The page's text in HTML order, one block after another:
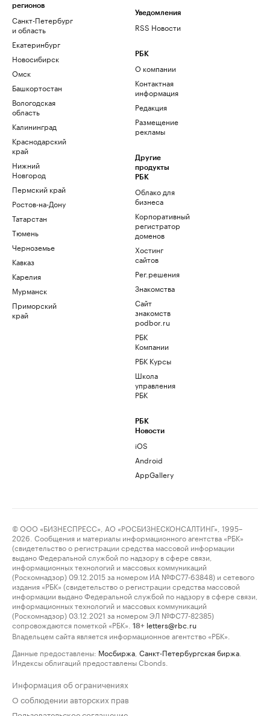
регионов
Санкт-Петербург
и область
Екатеринбург
Новосибирск
Омск
Башкортостан
Вологодская
область
Калининград
Краснодарский
край
Нижний
Новгород
Пермский край
Ростов-на-Дону
Татарстан
Тюмень
Черноземье
Кавказ
Карелия
Мурманск
Приморский
край
Уведомления
RSS Новости
РБК
О компании
Контактная
информация
Редакция
Размещение
рекламы
Другие
продукты
РБК
Облако для
бизнеса
Корпоративный
регистратор
доменов
Хостинг
сайтов
Рег.решения
Знакомства
Сайт
знакомств
podbor.ru
РБК
Компании
РБК Курсы
Школа
управления
РБК
РБК
Новости
iOS
Android
AppGallery
© ООО «БИЗНЕСПРЕСС», АО «РОСБИЗНЕСКОНСАЛТИНГ», 1995–
2026. Сообщения и материалы информационного агентства «РБК»
(свидетельство о регистрации средства массовой информации
выдано Федеральной службой по надзору в сфере связи,
информационных технологий и массовых коммуникаций
(Роскомнадзор) 09.12.2015 за номером ИА №ФС77-63848) и сетевого
издания «РБК» (свидетельство о регистрации средства массовой
информации выдано Федеральной службой по надзору в сфере связи,
информационных технологий и массовых коммуникаций
(Роскомнадзор) 03.12.2021 за номером ЭЛ №ФС77-82385)
сопровождаются пометкой «РБК».
18+ letters@rbc.ru
Владельцем сайта является информационное агентство «РБК».
Данные предоставлены: Мосбиржа Санкт-Петербургская биржа
Индексы облигаций предоставлены Cbonds.
Информация об ограничениях
О соблюдении авторских прав